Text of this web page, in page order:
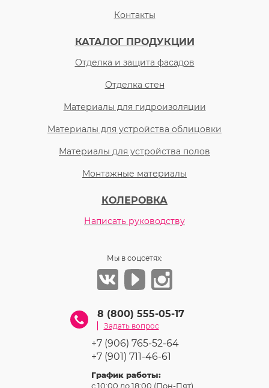
Контакты
КАТАЛОГ ПРОДУКЦИИ
Отделка и защита фасадов
Отделка стен
Материалы для гидроизоляции
Материалы для устройства облицовки
Материалы для устройства полов
Монтажные материалы
КОЛЕРОВКА
Написать руководству
Мы в соцсетях:
8 (800) 555-05-17
Задать вопрос
+7 (906) 765-52-64
+7 (901) 711-46-61
График работы:
с 10:00 до 18:00 (Пон-Пят)